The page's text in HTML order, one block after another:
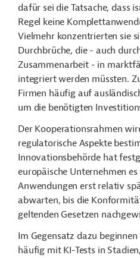
dafür sei die Tatsache, dass
Regel keine
Vielmehr konzentrierten sie
Durchbrüche, die - auch
Zusammenarbeit - in
integriert werden müssten.
Firmen häufig auf
um die benötigten
Der Kooperationsrahmen
regulatorische Aspekte
Innovationsbehörde hat
europäische Unternehmen
Anwendungen erst relativ
abwarten, bis die
geltenden Gesetzen
Im Gegensatz dazu
häufig mit KI-Tests in